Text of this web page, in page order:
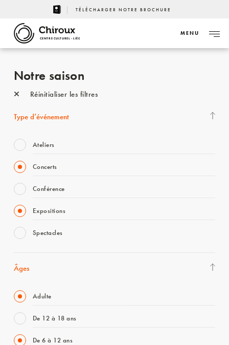
TÉLÉCHARGER NOTRE BROCHURE
CENTRE CULTUREL - LIÈGE
MENU
Notre saison
Réinitialiser les filtres
Type d’événement
Ateliers
Concerts
Conférence
Expositions
Spectacles
Âges
Adulte
De 12 à 18 ans
De 6 à 12 ans